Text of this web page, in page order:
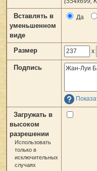
Вставлять в
уменьшенном
виде
Да
Размер x
Подпись
Загружать в
высоком
разрешении
Использовать
только в
исключительных
случаях